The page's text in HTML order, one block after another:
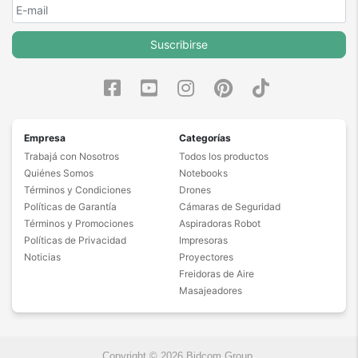
cappuccino latte y muchas otras bebidas con resultados
consistentes. Su sistema de calentamiento mantiene una
temperatura estable favoreciendo una extraccion uniforme
en cada taza. Es una excelente opcion tanto para uso
personal como para compartir con familia o invitados.
Permite disfrutar cafe recien preparado con gran facilidad
comodidad y calidad.
Suscribirse
Empresa
Trabajá con Nosotros
Quiénes Somos
Términos y Condiciones
Políticas de Garantía
Términos y Promociones
Políticas de Privacidad
Noticias
Categorías
Todos los productos
Notebooks
Drones
Cámaras de Seguridad
Aspiradoras Robot
Impresoras
Proyectores
Freidoras de Aire
Masajeadores